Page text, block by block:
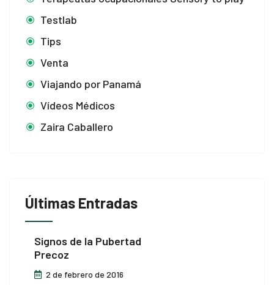
Testlab
Tips
Venta
Viajando por Panamá
Vídeos Médicos
Zaira Caballero
Últimas Entradas
Signos de la Pubertad
Precoz
2 de febrero de 2016